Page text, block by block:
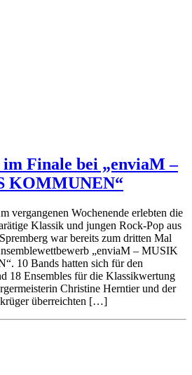
im Finale bei „enviaM –
KOMMUNEN“
vergangenen Wochenende erlebten die
Klassik und jungen Rock-Pop aus
war bereits zum dritten Mal
„enviaM – MUSIK
10 Bands hatten sich für den
18 Ensembles für die Klassikwertung
Christine Herntier und der
überreichten […]